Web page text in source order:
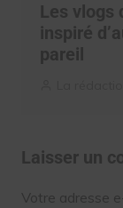
Les vlogs
inspiré
pareil
Laisser un
Votre adresse